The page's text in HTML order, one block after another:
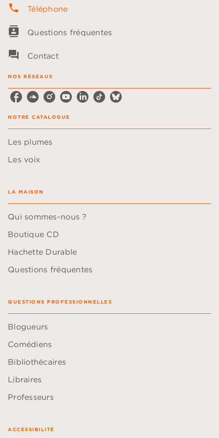
phone Téléphone
contacts Questions fréquentes
question_answer Contact
NOS RÉSEAUX
NOTRE CATALOGUE
Les plumes
Les voix
LA MAISON
Qui sommes-nous ?
Boutique CD
Hachette Durable
Questions fréquentes
QUESTIONS PROFESSIONNELLES
Blogueurs
Comédiens
Bibliothécaires
Libraires
Professeurs
ACCESSIBILITÉ